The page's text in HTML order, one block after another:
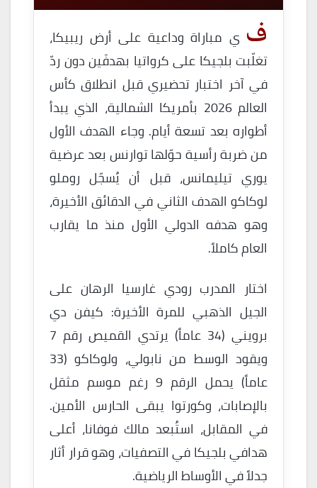
ف ي مباراة وداعية على أرض ريبيكا،
تغلّبت بلجيكا على كرواتيا بهدفَين دون ردّ
في آخر اختبار تحضيري قبل انطلاق كأس
العالم 2026 بأمريكا الشمالية، الذي يبدأ
أطواره بعد تسعة أيام. وجاء الهدف الأول
من ضربة رأسية حوّلها توارنس بعد عرضية
يوري تيليمانس، قبل أن يُسجّل روملو
لوكاكو الهدف الثاني في الدقائق الأخيرة،
وهو هدفه الدولي الأول منذ ما يقارب
العام كاملاً.
اختار المدرب رودي غارسيا الرهان على
الجيل الذهبي للمرة الأخيرة: كيفن دي
برويني (34 عاماً) يرتدي القميص رقم 7
ويقود الوسط من نابولي، ولوكاكو (33
عاماً) يحمل الرقم 9 رغم موسم مثقل
بالإصابات، وكورتوا يبقى الحارس الأمين.
في المقابل، استُبعد مالك فوفانا، أعلى
هدافي بلجيكا في التصفيات، وهو قرار أثار
جدلاً في الأوساط الرياضية.